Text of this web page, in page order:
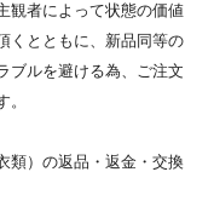
観者によって状態の価値
くとともに、新品同等の
ブルを避ける為、ご注文
）の返品・返金・交換